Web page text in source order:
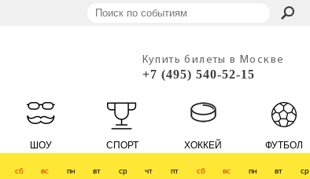
Купить билеты в Москве
+7 (495) 540-52-15
ШОУ СПОРТ ХОККЕЙ ФУТБОЛ
сб вс пн вт ср чт пт сб вс пн вт ср